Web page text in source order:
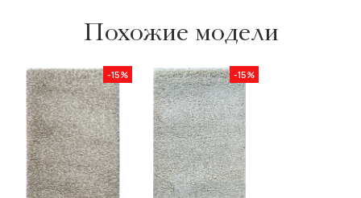
Похожие модели
-15% -15%